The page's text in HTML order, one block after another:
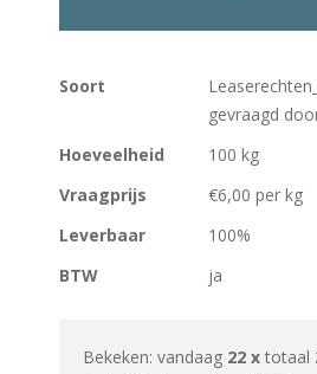
Soort
gevraagd
Hoeveelheid
100 kg
Vraagprijs
€6,00 per kg
Leverbaar
100%
BTW
ja
Bekeken: vandaag 22 x totaal